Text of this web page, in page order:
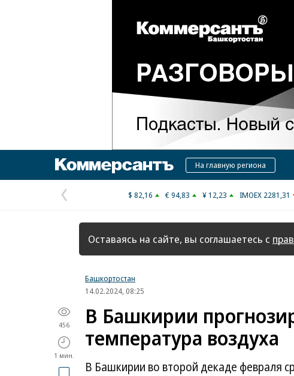
КоммерсантъНа главную региона
Предыдущая
страница
$ 82,16 € 94,83 ¥ 12,23 IMOEX 2281,31
Оставаясь на сайте, вы соглашаетесь с
Башкортостан
14.02.2024, 08:25
456
1 мин.
В Башкирии
температура воздуха
В Башкирии во второй декаде февраля